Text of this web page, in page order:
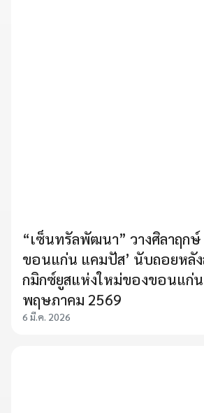
“เซ็นทรัลพัฒนา” วางศิลาฤกษ์
ขอนแก่น แคมปัส’ นับถอยหลั
กมิกซ์ยูสแห่งใหม่ของขอนแก่น
พฤษภาคม 2569
6 มี.ค. 2026